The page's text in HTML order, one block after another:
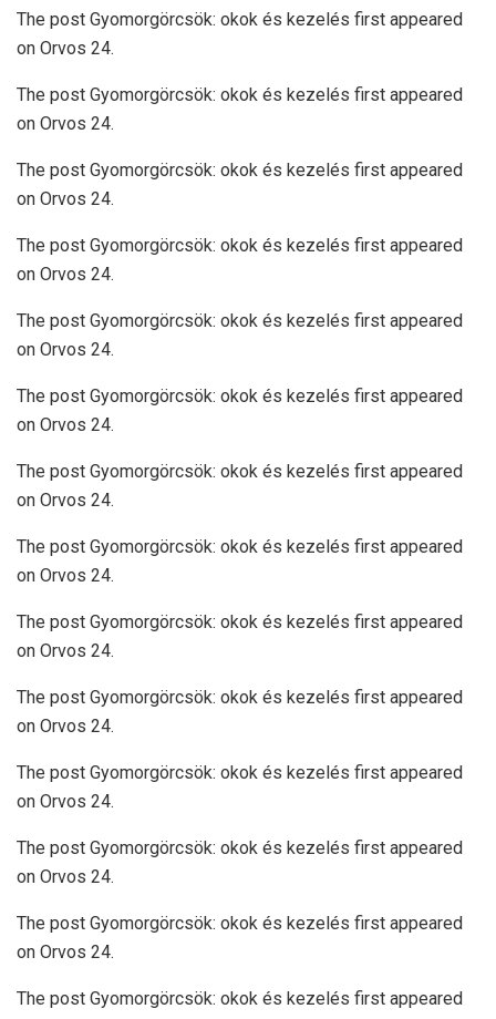
The post Gyomorgörcsök: okok és kezelés first appeared
on Orvos 24.
The post Gyomorgörcsök: okok és kezelés first appeared
on Orvos 24.
The post Gyomorgörcsök: okok és kezelés first appeared
on Orvos 24.
The post Gyomorgörcsök: okok és kezelés first appeared
on Orvos 24.
The post Gyomorgörcsök: okok és kezelés first appeared
on Orvos 24.
The post Gyomorgörcsök: okok és kezelés first appeared
on Orvos 24.
The post Gyomorgörcsök: okok és kezelés first appeared
on Orvos 24.
The post Gyomorgörcsök: okok és kezelés first appeared
on Orvos 24.
The post Gyomorgörcsök: okok és kezelés first appeared
on Orvos 24.
The post Gyomorgörcsök: okok és kezelés first appeared
on Orvos 24.
The post Gyomorgörcsök: okok és kezelés first appeared
on Orvos 24.
The post Gyomorgörcsök: okok és kezelés first appeared
on Orvos 24.
The post Gyomorgörcsök: okok és kezelés first appeared
on Orvos 24.
The post Gyomorgörcsök: okok és kezelés first appeared